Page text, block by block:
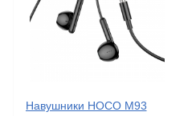
Навушники HOCO M93